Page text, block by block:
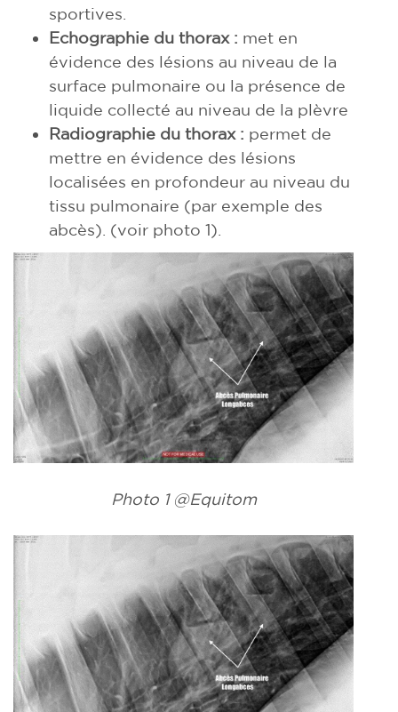
sportives.
Echographie du thorax : met en
évidence des lésions au niveau de la
surface pulmonaire ou la présence de
liquide collecté au niveau de la plèvre
Radiographie du thorax : permet de
mettre en évidence des lésions
localisées en profondeur au niveau du
tissu pulmonaire (par exemple des
abcès). (voir photo 1).
Photo 1 @Equitom